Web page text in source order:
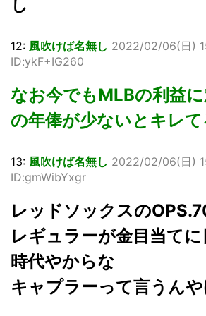
し
12: 風吹けば名無し 2022/02/06(日)
ID:ykF+IG260
なお今でもMLBの利益
の年俸が少ないとキレ
13: 風吹けば名無し 2022/02/06(日)
ID:gmWibYxgr
レッドソックスの
レギュラーが金目当て
時代やからな
キャプラーって言うん